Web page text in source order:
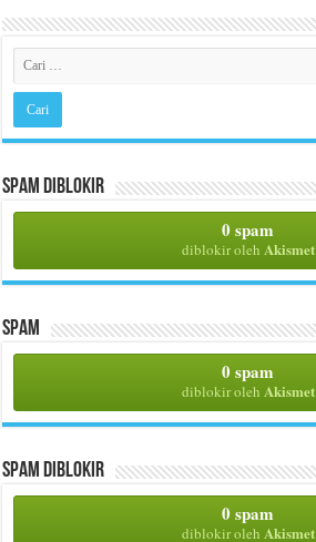
Spam Diblokir
0 spam
diblokir oleh Akismet
Spam
0 spam
diblokir oleh Akismet
Spam Diblokir
0 spam
diblokir oleh Akismet